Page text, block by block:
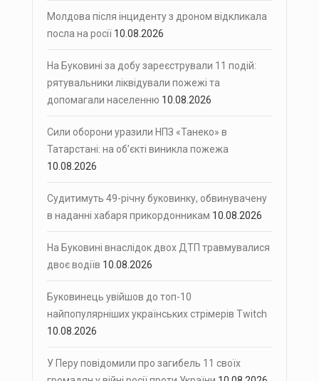
Молдова після інциденту з дроном відкликала
посла на росії 10.08.2026
На Буковині за добу зареєстрували 11 подій:
рятувальники ліквідували пожежі та
допомагали населенню 10.08.2026
Сили оборони уразили НПЗ «Танеко» в
Татарстані: на об’єкті виникла пожежа
10.08.2026
Судитимуть 49-річну буковинку, обвинувачену
в наданні хабаря прикордонникам 10.08.2026
На Буковині внаслідок двох ДТП травмувалися
двоє водіїв 10.08.2026
Буковинець увійшов до топ-10
найпопулярніших українських стрімерів Twitch
10.08.2026
У Перу повідомили про загибель 11 своїх